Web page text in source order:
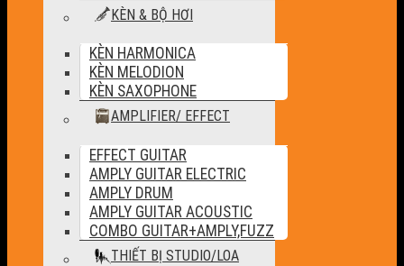
KÈN & BỘ HƠI
KÈN HARMONICA
KÈN MELODION
KÈN SAXOPHONE
AMPLIFIER/ EFFECT
EFFECT GUITAR
AMPLY GUITAR ELECTRIC
AMPLY DRUM
AMPLY GUITAR ACOUSTIC
COMBO GUITAR+AMPLY,FUZZ
THIẾT BỊ STUDIO/LOA